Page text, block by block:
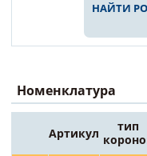
НАЙТИ
Номенклатура
Артикул
тип